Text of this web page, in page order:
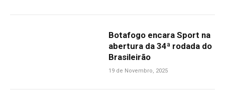
Botafogo encara Sport na
abertura da 34ª rodada do
Brasileirão
19 de Novembro, 2025